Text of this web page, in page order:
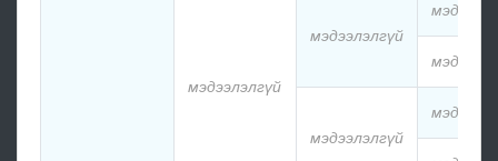
мэдээлэлгүй
мэдээлэлгүй
мэдээлэлгүй